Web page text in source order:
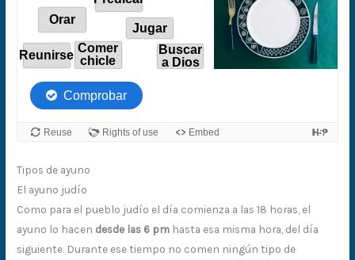
Tipos de ayuno
El ayuno judío
Como para el pueblo judío el día comienza a las 18 horas, el
ayuno lo hacen desde las 6 pm hasta esa misma hora, del día
siguiente. Durante ese tiempo no comen ningún tipo de